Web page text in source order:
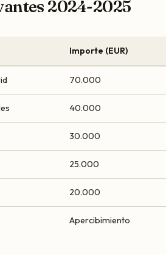
2024-2025
Importe (EUR)
70.000
40.000
30.000
25.000
20.000
Apercibimiento